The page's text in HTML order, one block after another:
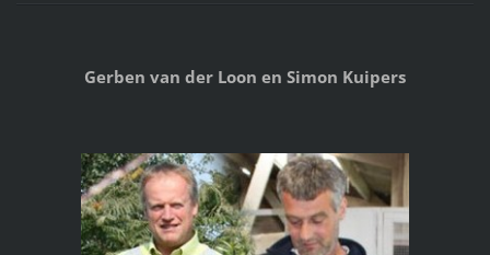
Gerben van der Loon en Simon Kuipers